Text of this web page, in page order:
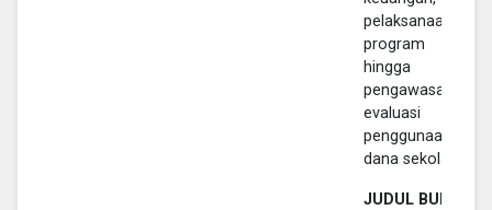
pelaksanaan
program kerja,
hingga
pengawasan dan
evaluasi
penggunaan
dana sekolah.
JUDUL BUKU :